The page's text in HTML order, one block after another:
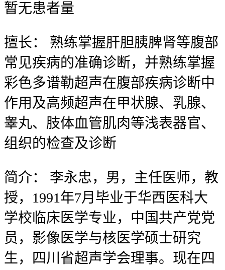
暂无患者量
擅长：
熟练掌握肝胆胰脾肾等腹部
常见疾病的准确诊断，并熟练掌握
彩色多谱勒超声在腹部疾病诊断中
作用及高频超声在甲状腺、乳腺、
睾丸、肢体血管肌肉等浅表器官、
组织的检查及诊断
简介：
李永忠，男，主任医师，教
授，1991年7月毕业于华西医科大
学校临床医学专业，中国共产党党
员，影像医学与核医学硕士研究
生，四川省超声学会理事。现在四